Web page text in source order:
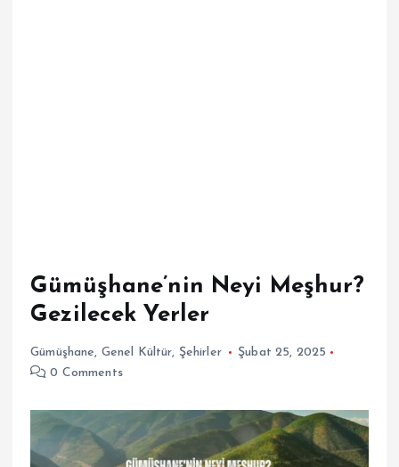
Gümüşhane’nin Neyi Meşhur?
Gezilecek Yerler
Gümüşhane, Genel Kültür, Şehirler
Şubat 25, 2025
0 Comments